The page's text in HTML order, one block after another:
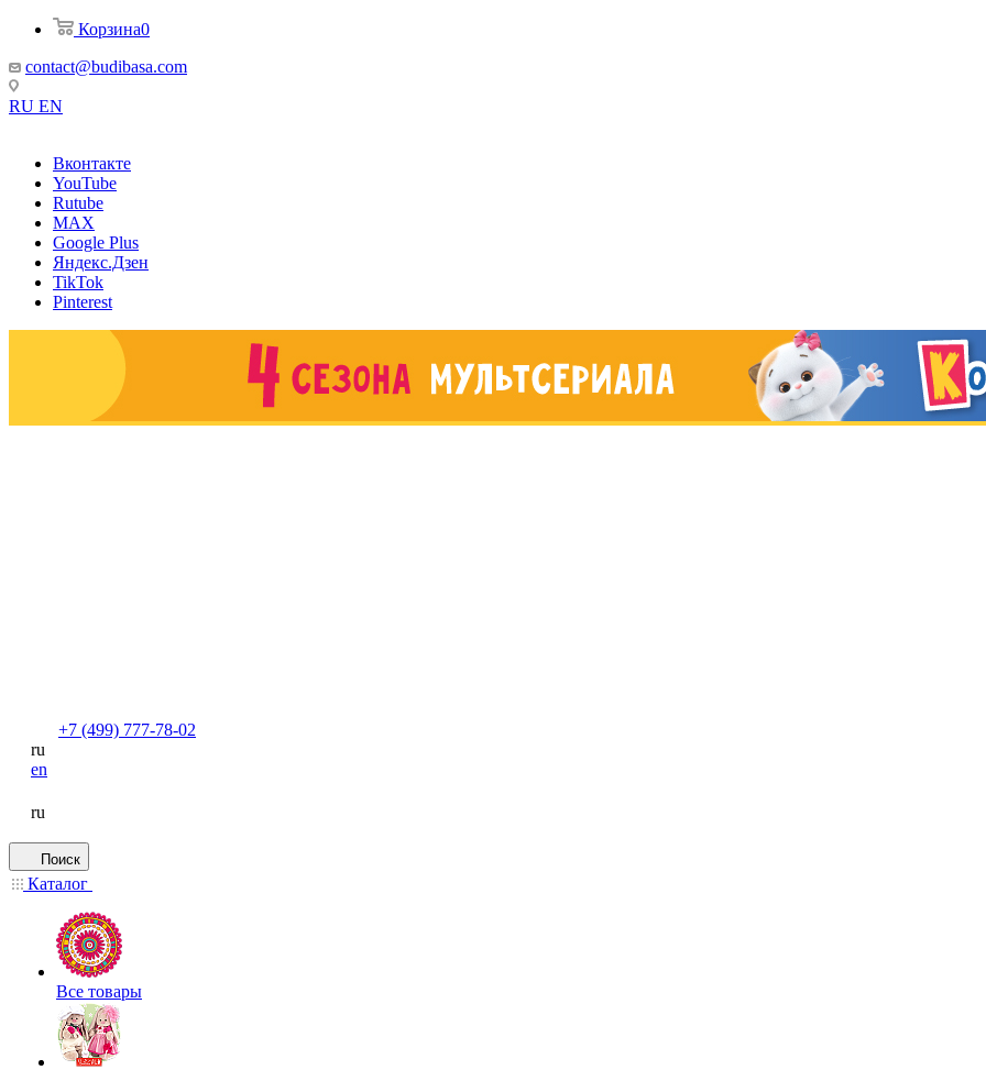
Корзина0
contact@budibasa.com
RU EN
Вконтакте
YouTube
Rutube
MAX
Google Plus
Яндекс.Дзен
TikTok
Pinterest
+7 (499) 777-78-02
ru
en
ru
Поиск
Каталог
Все товары